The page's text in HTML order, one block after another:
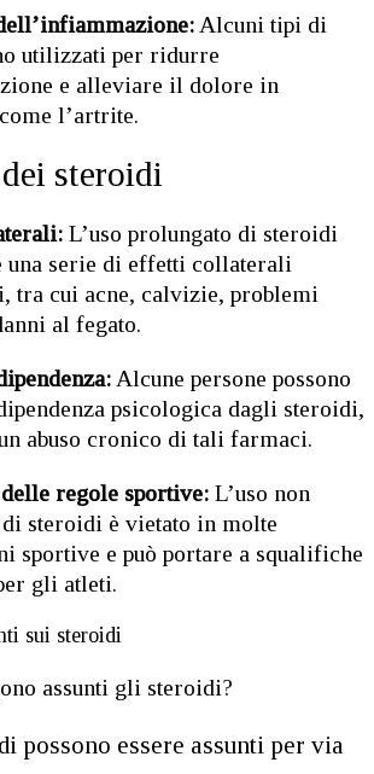
Alcuni tipi di
utilizzati per ridurre
e alleviare il dolore in
l’artrite.
steroidi
L’uso prolungato di steroidi
una serie di effetti collaterali
tra cui acne, calvizie, problemi
al fegato.
Alcune persone possono
psicologica dagli steroidi,
abuso cronico di tali farmaci.
regole sportive: L’uso non
steroidi è vietato in molte
sportive e può portare a squalifiche
gli atleti.
sui steroidi
assunti gli steroidi?
possono essere assunti per via